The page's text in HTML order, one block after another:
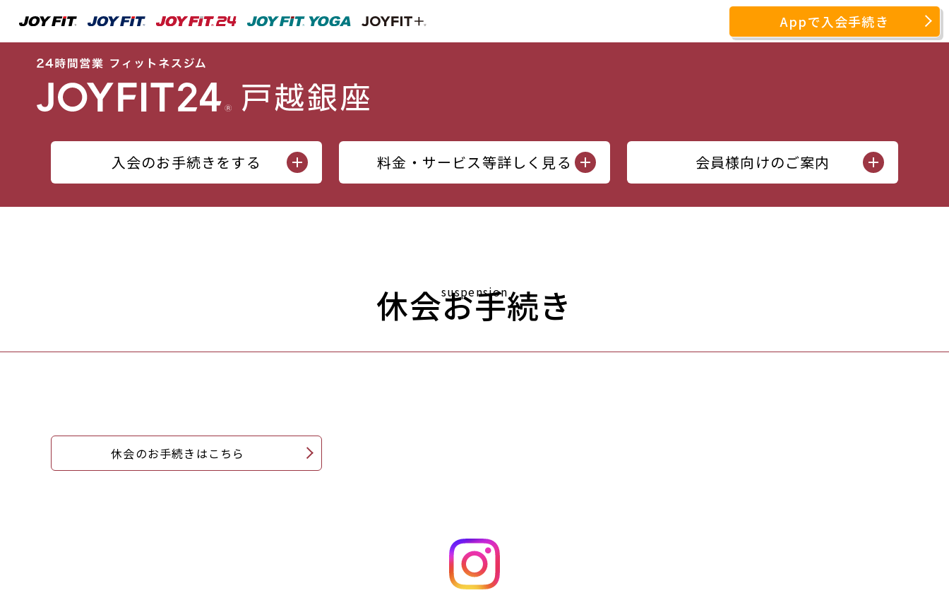
Appで入会手続き
入会のお手続きをする 料金・サービス等詳しく見る 会員様向けのご案内
suspension
休会お手続き
休会のお手続きはこちら